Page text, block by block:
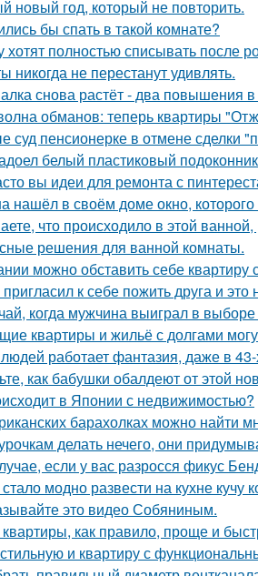
новый год, который не повторить.
бы спать в такой комнате?
хотят полностью списывать после
никогда не перестанут удивлять.
снова растёт - два повышения в
обманов: теперь квартиры
суд пенсионерке в отмене сделки
белый пластиковый
вы идеи для ремонта с
нашёл в своём доме окно,
что происходило в этой
решения для ванной комнаты.
можно обставить себе квартиру
к себе пожить друга и это
когда мужчина выиграл в
квартиры и жильё с долгами
людей работает фантазия, даже в
как бабушки обалдеют от этой
в Японии с недвижимостью?
барахолках можно найти
делать нечего, они
если у вас разросся фикус
модно развести на кухне
это видео Собяниным.
как правило, проще и
и квартиру с